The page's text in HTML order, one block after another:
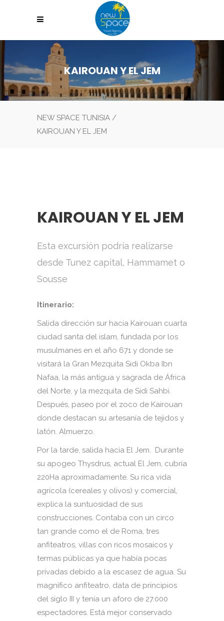
KAIROUAN Y EL JEM
NEW SPACE TUNISIA /
KAIROUAN Y EL JEM
KAIROUAN Y EL JEM
Esta excursión podría realizarse
desde Tunez capital, Hammamet o
Sousse
Itinerario:
Salida dirección sur hacia Kairouan cuarta
ciudad santa del islam, fundada por los
musulmanes en el año 671 y donde se
visitará la Gran Mezquita Sidi Okba Ibn
Nafaa, la más antigua y sagrada de África
del Norte, y la mezquita de Sidi Sahbi.
Después, paseo por el zoco de Kairouan
donde destacan su artesanía de tejidos y
latón. Almuerzo.
Por la tarde, salida hacia El Jem. Durante
su apogeo Thysdrus, actual El Jem, cubría
220Ha aproximadamente. Su rica vida
agrícola (cereales y olivos) y comercial,
explica la suntuosidad de sus
construcciones. Contaba con un circo
tan grande como el de Roma, tres
anfiteatros, villas con ricos mosaicos y
termas públicas ya que había pocas
privadas debido a la escasez de agua. Su
magnífico anfiteatro, data de principios
del siglo III y tenía un aforo de 27.000
espectadores. Está mejor conservado